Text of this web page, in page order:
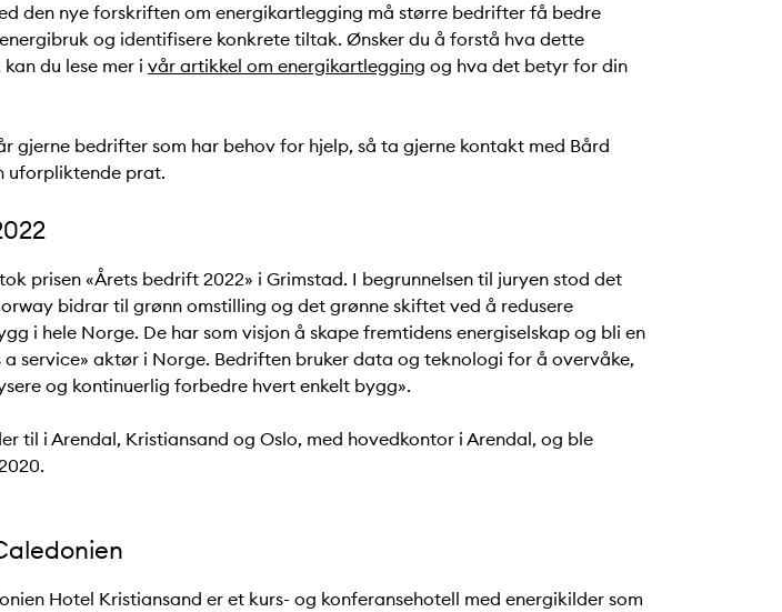
den nye forskriften om energikartlegging må større bedrifter få bedre
og identifisere konkrete tiltak. Ønsker du å forstå hva dette
du lese mer i vår artikkel om energikartlegging og hva det betyr for din
gjerne bedrifter som har behov for hjelp, så ta gjerne kontakt med Bård
uforpliktende prat.
prisen «Årets bedrift 2022» i Grimstad. I begrunnelsen til juryen stod det
bidrar til grønn omstilling og det grønne skiftet ved å redusere
i hele Norge. De har som visjon å skape fremtidens energiselskap og bli en
a service» aktør i Norge. Bedriften bruker data og teknologi for å overvåke,
og kontinuerlig forbedre hvert enkelt bygg».
til i Arendal, Kristiansand og Oslo, med hovedkontor i Arendal, og ble
Hotel Kristiansand er et kurs- og konferansehotell med energikilder som